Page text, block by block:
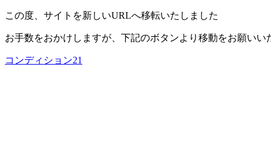
この度、サイトを新しいURLへ移転いたしました
お手数をおかけしますが、下記のボタンより移動をお願いい
コンディション21